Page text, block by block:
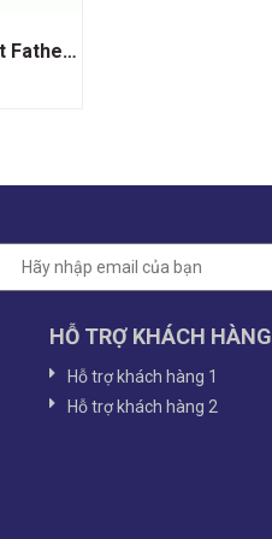
Rượu Vang Nam Phi The Goat Father Fairview
HỖ TRỢ KHÁCH HÀNG
Hỗ trợ khách hàng 1
Hỗ trợ khách hàng 2